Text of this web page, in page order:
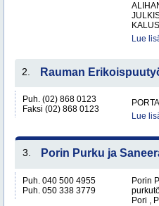
Lue
2. Rauman
Puh. (02) 868 0123
Faksi (02) 868 0123
Lue
3. Porin Purku ja
Puh. 040 500 4955
Puh. 050 338 3779
Porin
Pori ,